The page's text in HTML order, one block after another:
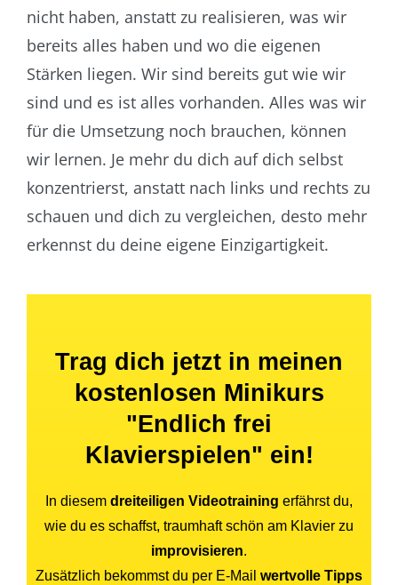
nicht haben, anstatt zu realisieren, was wir
bereits alles haben und wo die eigenen
Stärken liegen. Wir sind bereits gut wie wir
sind und es ist alles vorhanden. Alles was wir
für die Umsetzung noch brauchen, können
wir lernen. Je mehr du dich auf dich selbst
konzentrierst, anstatt nach links und rechts zu
schauen und dich zu vergleichen, desto mehr
erkennst du deine eigene Einzigartigkeit.
Trag dich jetzt in meinen
kostenlosen Minikurs
"Endlich frei
Klavierspielen" ein!
In diesem dreiteiligen Videotraining erfährst du,
wie du es schaffst, traumhaft schön am Klavier zu
improvisieren.
Zusätzlich bekommst du per E-Mail wertvolle Tipps